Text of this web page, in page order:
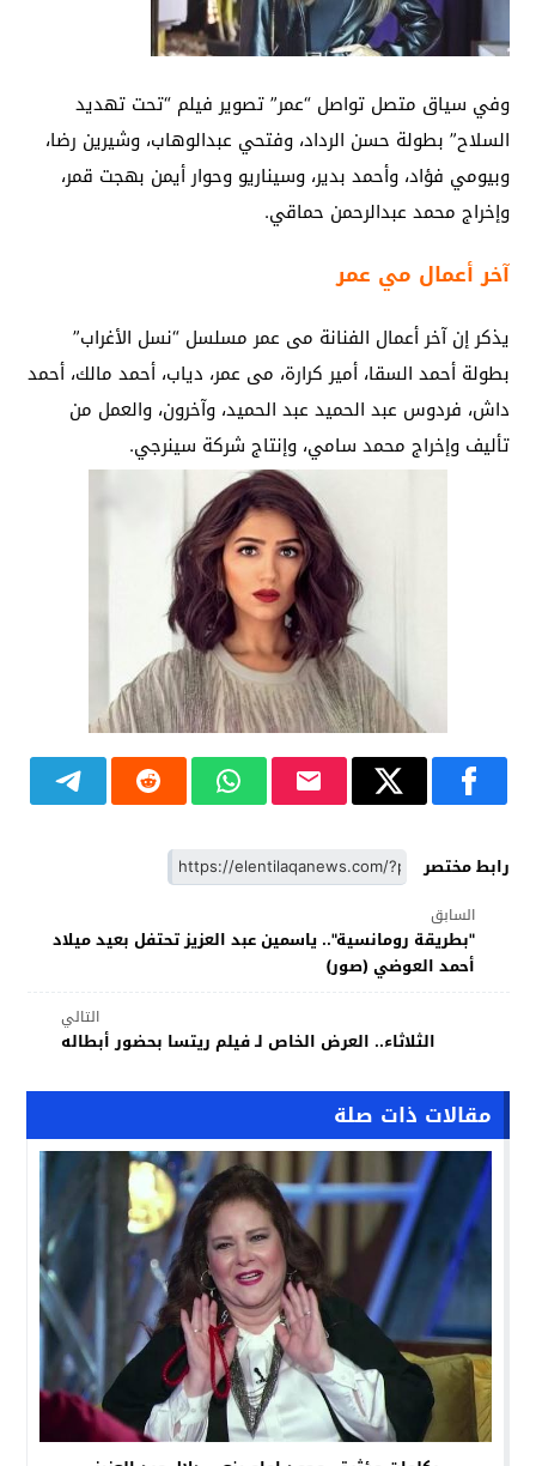
وفي سياق متصل تواصل “عمر” تصوير فيلم “تحت تهديد
السلاح” بطولة حسن الرداد، وفتحي عبدالوهاب، وشيرين رضا،
وبيومي فؤاد، وأحمد بدير، وسيناريو وحوار أيمن بهجت قمر،
وإخراج محمد عبدالرحمن حماقي.
آخر أعمال مي عمر
يذكر إن آخر أعمال الفنانة مى عمر مسلسل “نسل الأغراب”
بطولة أحمد السقا، أمير كرارة، مى عمر، دياب، أحمد مالك، أحمد
داش، فردوس عبد الحميد عبد الحميد، وآخرون، والعمل من
تأليف وإخراج محمد سامي، وإنتاج شركة سينرجي.
رابط مختصر
السابق
"بطريقة رومانسية".. ياسمين عبد العزيز تحتفل بعيد ميلاد
أحمد العوضي (صور)
التالي
الثلاثاء.. العرض الخاص لـ فيلم ريتسا بحضور أبطاله
مقالات ذات صلة